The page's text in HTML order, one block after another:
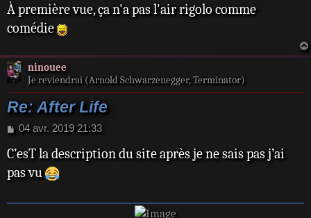
s
s
a
e
À première vue, ça n'a pas l'air rigolo comme
comédie
ninouee
Je reviendrai (Arnold Schwarzenegger, Terminator)
Re: After Life
M
s
a
e
04 avr. 2019 21:33
C’esT la description du site après je ne sais pas j’ai
pas vu